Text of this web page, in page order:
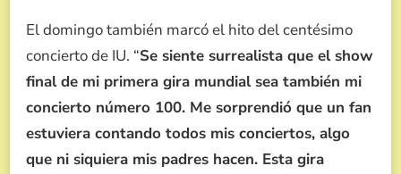
El domingo también marcó el hito del centésimo
concierto de IU. “Se siente surrealista que el show
final de mi primera gira mundial sea también mi
concierto número 100. Me sorprendió que un fan
estuviera contando todos mis conciertos, algo
que ni siquiera mis padres hacen. Esta gira